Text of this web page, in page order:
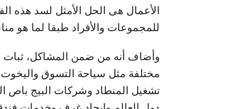
الأعمال هى الحل الأمثل لسد هذه
للمجموعات والأفراد طبقا لما هو
وأضاف أنه من ضمن المشاكل، ثبات
مختلفة مثل سياحة التسوق
تشغيل المنطاد وشركات البيج باص